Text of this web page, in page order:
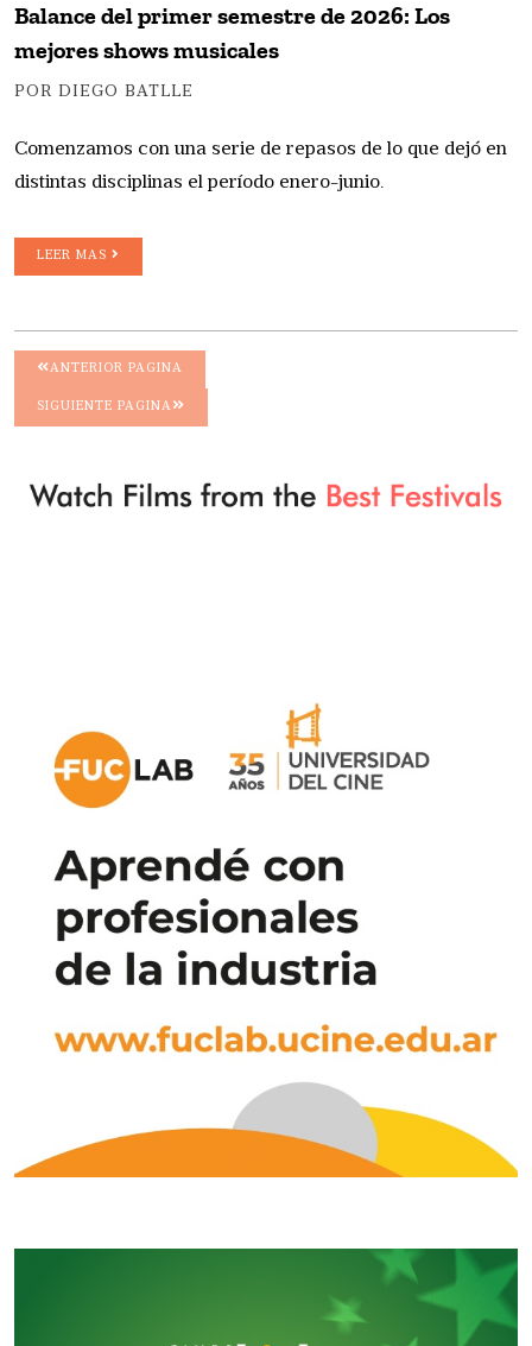
Balance del primer semestre de 2026: Los
mejores shows musicales
POR DIEGO BATLLE
Comenzamos con una serie de repasos de lo que dejó en
distintas disciplinas el período enero-junio.
LEER MAS
ANTERIOR PAGINA
SIGUIENTE PAGINA